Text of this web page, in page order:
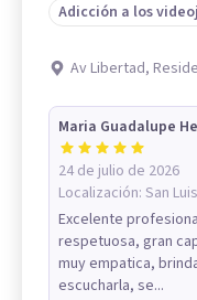
Adicción a los
Av Libertad,
Maria Guadalupe
24 de julio de 2026
Localización: San
Excelente
respetuosa, gran
muy empatica,
escucharla, se...